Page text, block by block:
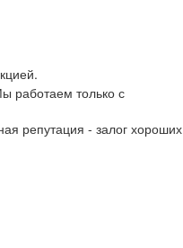
работаем только с
репутация - залог хороших